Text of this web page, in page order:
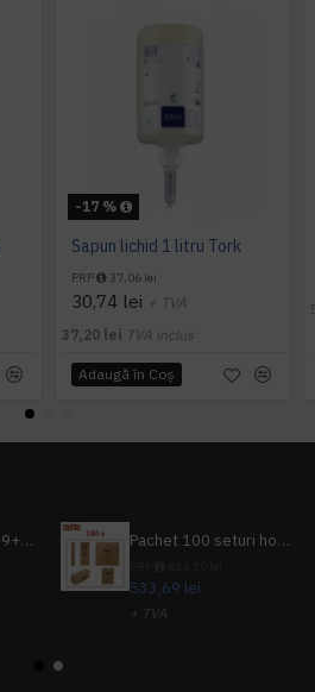
-17 %
Sapun lichid 1 litru Tork
PRP 37,06 lei
30,74 lei + TVA
37,20 lei TVA inclus
Adaugă în Coş
Pachet 10 halate, 9+1 gratuit Pachet 100 seturi hoteliere, set dentar, set barbierit, casca de dus, pila unghii, set cusut
533,69 lei
+ TVA